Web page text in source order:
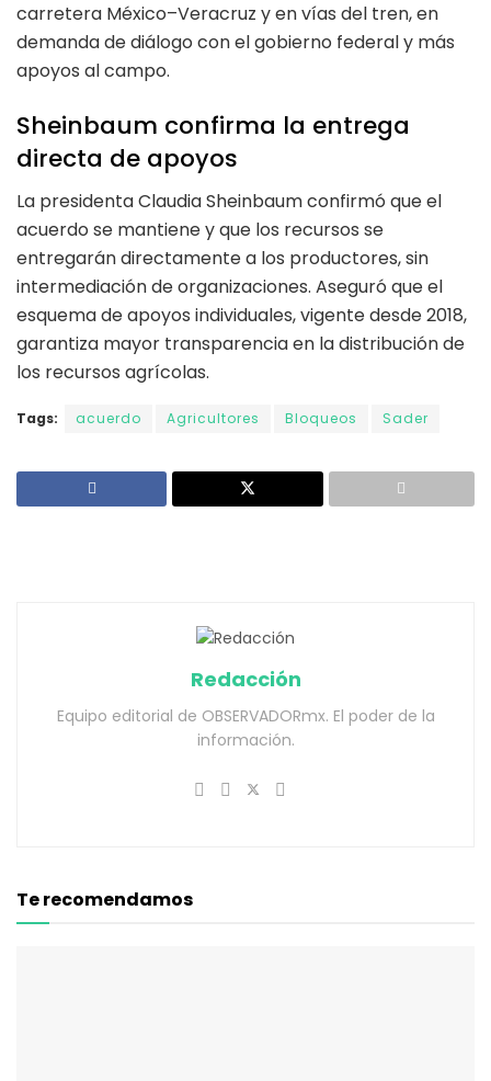
carretera México–Veracruz y en vías del tren, en
demanda de diálogo con el gobierno federal y más
apoyos al campo.
Sheinbaum confirma la entrega
directa de apoyos
La presidenta Claudia Sheinbaum confirmó que el
acuerdo se mantiene y que los recursos se
entregarán directamente a los productores, sin
intermediación de organizaciones. Aseguró que el
esquema de apoyos individuales, vigente desde 2018,
garantiza mayor transparencia en la distribución de
los recursos agrícolas.
Tags: acuerdo Agricultores Bloqueos Sader
Redacción
Equipo editorial de OBSERVADORmx. El poder de la
información.
Te recomendamos